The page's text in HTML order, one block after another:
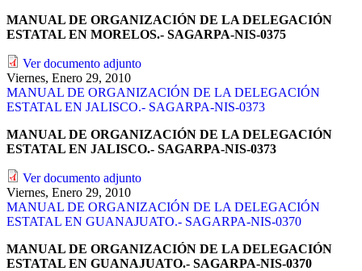
MANUAL DE ORGANIZACIÓN DE LA DELEGACIÓN
ESTATAL EN MORELOS.- SAGARPA-NIS-0375
Ver documento adjunto
Viernes, Enero 29, 2010
MANUAL DE ORGANIZACIÓN DE LA DELEGACIÓN
ESTATAL EN JALISCO.- SAGARPA-NIS-0373
MANUAL DE ORGANIZACIÓN DE LA DELEGACIÓN
ESTATAL EN JALISCO.- SAGARPA-NIS-0373
Ver documento adjunto
Viernes, Enero 29, 2010
MANUAL DE ORGANIZACIÓN DE LA DELEGACIÓN
ESTATAL EN GUANAJUATO.- SAGARPA-NIS-0370
MANUAL DE ORGANIZACIÓN DE LA DELEGACIÓN
ESTATAL EN GUANAJUATO.- SAGARPA-NIS-0370